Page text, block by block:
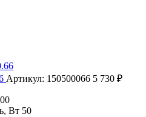
Артикул: 150500066 5 730 ₽
Вт 50